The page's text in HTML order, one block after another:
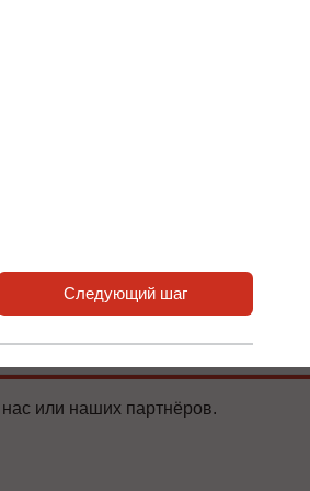
или наших партнёров.
Следующий шаг